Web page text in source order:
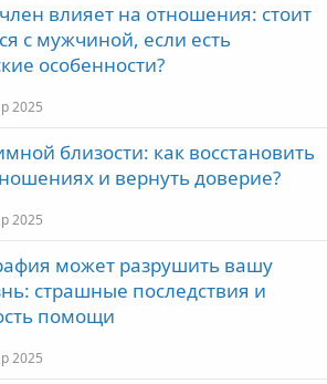
влияет на отношения: стоит
с мужчиной, если есть
особенности?
2025
близости: как восстановить
и вернуть доверие?
2025
может разрушить вашу
страшные последствия и
помощи
2025